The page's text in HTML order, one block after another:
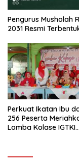
Pengurus Musholah
2031 Resmi
Perkuat Ikatan Ibu
256 Peserta
Lomba Kolase IGTKI